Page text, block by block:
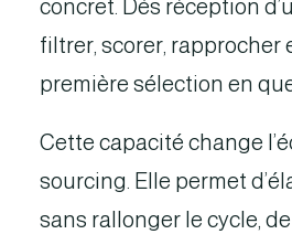
concret. Dès réception
filtrer, scorer, rapprocher
première sélection en
Cette capacité change
sourcing. Elle permet
sans rallonger le cycle,